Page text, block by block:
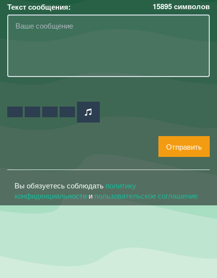
Текст сообщения: 15895символов
Отправить
Вы обязуетесь соблюдать политику
конфиденциальности и пользовательское соглашение